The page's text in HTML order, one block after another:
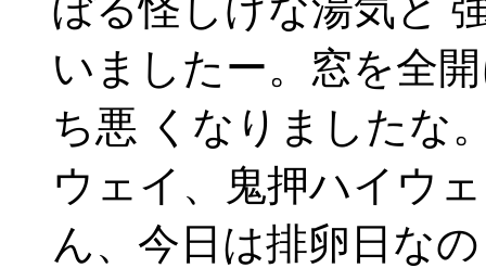
いましたー。窓を全
ち悪 くなりましたな
ウェイ、鬼押ハイウ
ん、今日は排卵日な